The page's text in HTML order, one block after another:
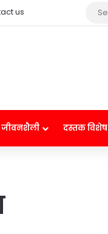
us
जीवनशैली दस्तक विशेष